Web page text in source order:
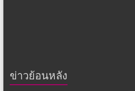
ข่าวย้อนหลัง